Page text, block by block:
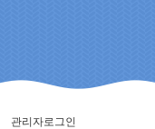
관리자로그인